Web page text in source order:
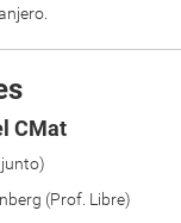
CMat
(Prof. Libre)